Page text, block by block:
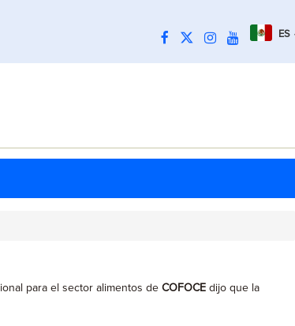
ES
para el sector alimentos de COFOCE dijo que la